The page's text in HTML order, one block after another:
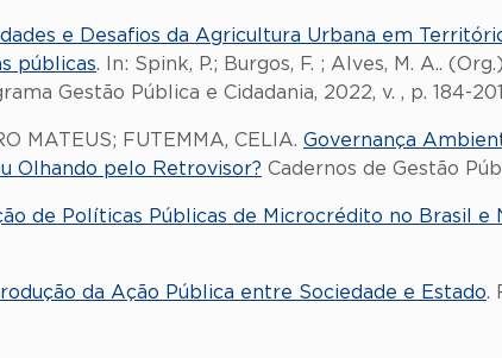
e Desafios da Agricultura Urbana em
públicas. In: Spink, P.; Burgos, F. ; Alves, M. A..
Gestão Pública e Cidadania, 2022, v. , p. 184-
MATEUS; FUTEMMA, CELIA. Governança
Olhando pelo Retrovisor? Cadernos de Gestão
de Políticas Públicas de Microcrédito no Brasil e
da Ação Pública entre Sociedade e Estado.